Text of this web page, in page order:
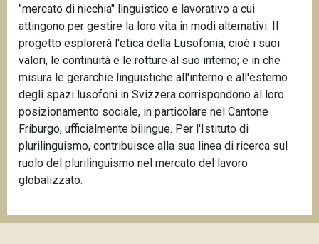
"mercato di nicchia" linguistico e lavorativo a cui
attingono per gestire la loro vita in modi alternativi. Il
progetto esplorerà l'etica della Lusofonia, cioè i suoi
valori, le continuità e le rotture al suo interno; e in che
misura le gerarchie linguistiche all'interno e all'esterno
degli spazi lusofoni in Svizzera corrispondono al loro
posizionamento sociale, in particolare nel Cantone
Friburgo, ufficialmente bilingue. Per l'Istituto di
plurilinguismo, contribuisce alla sua linea di ricerca sul
ruolo del plurilinguismo nel mercato del lavoro
globalizzato.